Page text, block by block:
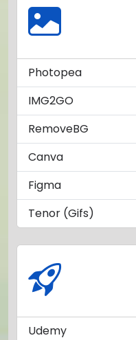
Photopea
IMG2GO
RemoveBG
Canva
Figma
Tenor (Gifs)
Udemy